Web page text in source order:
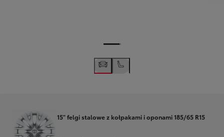
15" felgi stalowe z kołpakami i oponami 185/65 R15